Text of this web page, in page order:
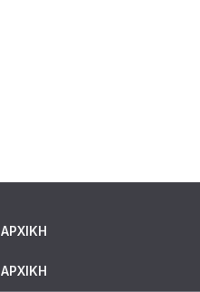
ΑΡΧΙΚΗ
ΑΡΧΙΚΉ